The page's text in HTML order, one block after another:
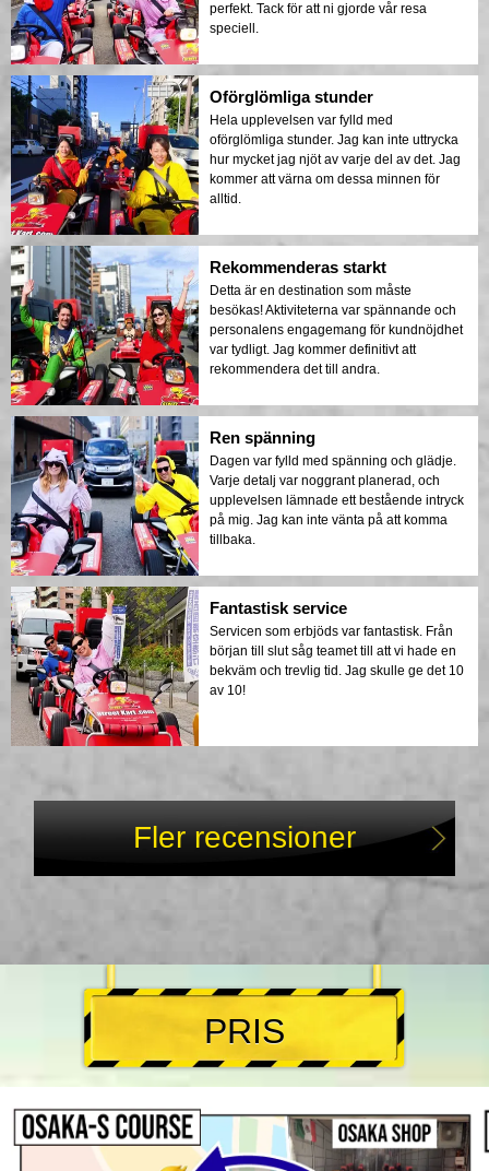
perfekt. Tack för att ni gjorde vår resa
speciell.
Oförglömliga stunder
Hela upplevelsen var fylld med
oförglömliga stunder. Jag kan inte uttrycka
hur mycket jag njöt av varje del av det. Jag
kommer att värna om dessa minnen för
alltid.
Rekommenderas starkt
Detta är en destination som måste
besökas! Aktiviteterna var spännande och
personalens engagemang för kundnöjdhet
var tydligt. Jag kommer definitivt att
rekommendera det till andra.
Ren spänning
Dagen var fylld med spänning och glädje.
Varje detalj var noggrant planerad, och
upplevelsen lämnade ett bestående intryck
på mig. Jag kan inte vänta på att komma
tillbaka.
Fantastisk service
Servicen som erbjöds var fantastisk. Från
början till slut såg teamet till att vi hade en
bekväm och trevlig tid. Jag skulle ge det 10
av 10!
Fler recensioner
PRIS